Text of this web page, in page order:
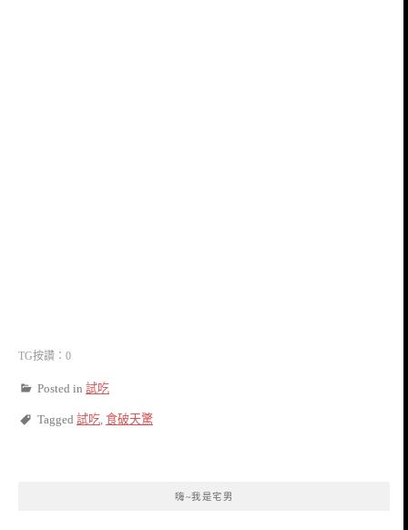
TG按讚：0
Posted in 試吃
Tagged 試吃, 食破天驚
嗨~我是宅男